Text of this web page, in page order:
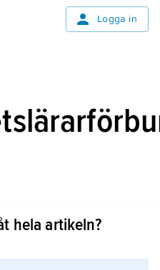
Logga in
tidigare
hela artikeln?